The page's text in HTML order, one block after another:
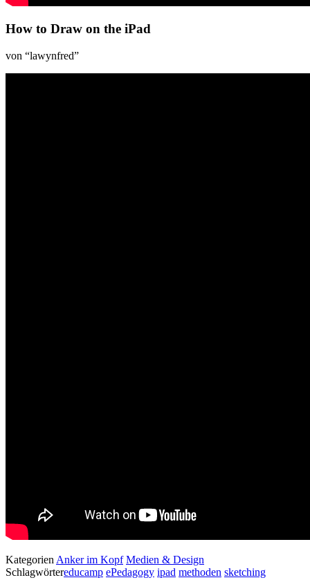
How to Draw on the iPad
von “lawynfred”
Kategorien Anker im Kopf Medien & Design
Schlagwörtereducamp ePedagogy ipad methoden sketching